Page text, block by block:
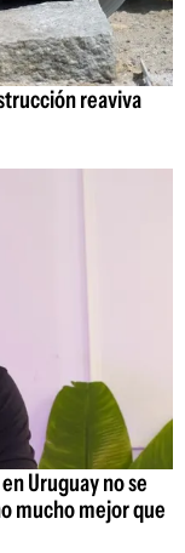
reaviva
Uruguay no se
mucho mejor que